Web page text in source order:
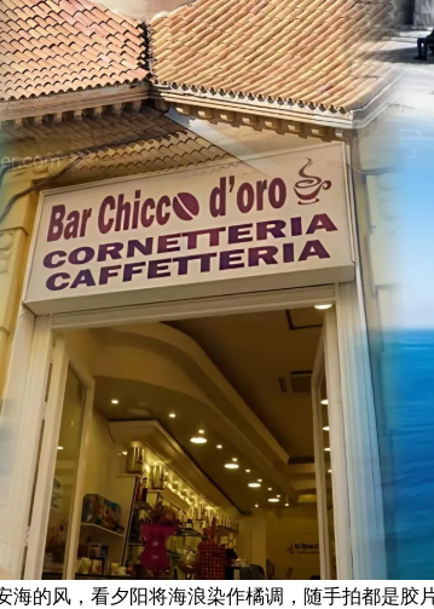
的风，看夕阳将海浪染作橘调，随手拍都是胶